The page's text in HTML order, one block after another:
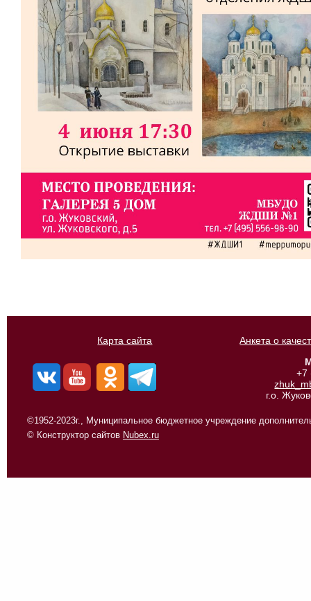
Карта сайта
Анкета о
+7
г.о.
©1952-2023г., Муниципальное бюджетное учреждение
© Конструктор сайтов Nubex.ru